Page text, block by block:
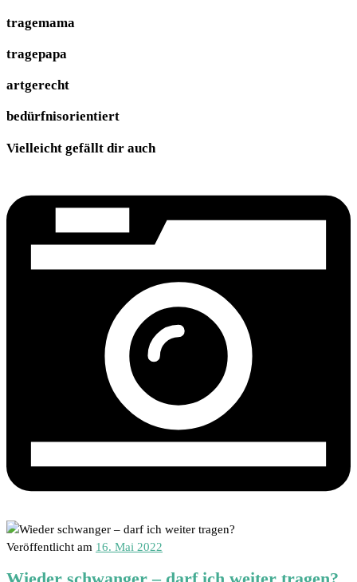
tragemama
tragepapa
artgerecht
bedürfnisorientiert
Vielleicht gefällt dir auch
Veröffentlicht am 16. Mai 2022